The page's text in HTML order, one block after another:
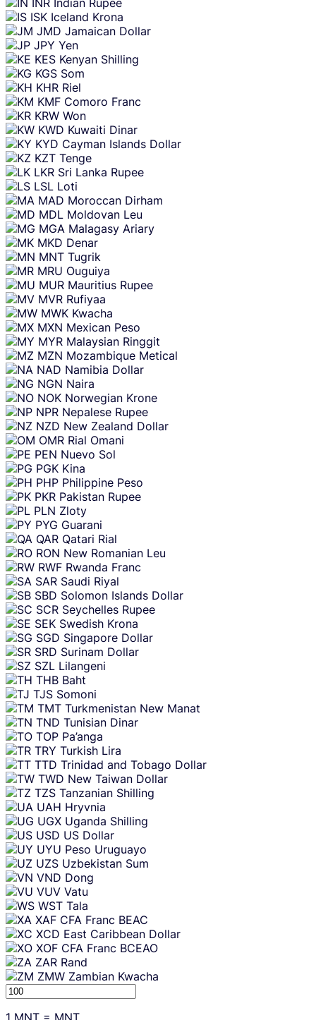
ISK Iceland Krona
JMD Jamaican Dollar
JPY Yen
KES Kenyan Shilling
KGS Som
KHR Riel
KMF Comoro Franc
KRW Won
KWD Kuwaiti Dinar
KYD Cayman Islands Dollar
KZT Tenge
LKR Sri Lanka Rupee
LSL Loti
MAD Moroccan Dirham
MDL Moldovan Leu
MGA Malagasy Ariary
MKD Denar
MNT Tugrik
MRU Ouguiya
MUR Mauritius Rupee
MVR Rufiyaa
MWK Kwacha
MXN Mexican Peso
MYR Malaysian Ringgit
MZN Mozambique Metical
NAD Namibia Dollar
NGN Naira
NOK Norwegian Krone
NPR Nepalese Rupee
NZD New Zealand Dollar
OMR Rial Omani
PEN Nuevo Sol
PGK Kina
PHP Philippine Peso
PKR Pakistan Rupee
PLN Zloty
PYG Guarani
QAR Qatari Rial
RON New Romanian Leu
RWF Rwanda Franc
SAR Saudi Riyal
SBD Solomon Islands Dollar
SCR Seychelles Rupee
SEK Swedish Krona
SGD Singapore Dollar
SRD Surinam Dollar
SZL Lilangeni
THB Baht
TJS Somoni
TMT Turkmenistan New Manat
TND Tunisian Dinar
TOP Pa’anga
TRY Turkish Lira
TTD Trinidad and Tobago Dollar
TWD New Taiwan Dollar
TZS Tanzanian Shilling
UAH Hryvnia
UGX Uganda Shilling
USD US Dollar
UYU Peso Uruguayo
UZS Uzbekistan Sum
VND Dong
VUV Vatu
WST Tala
XAF CFA Franc BEAC
XCD East Caribbean Dollar
XOF CFA Franc BCEAO
ZAR Rand
ZMW Zambian Kwacha
1 MNT = MNT